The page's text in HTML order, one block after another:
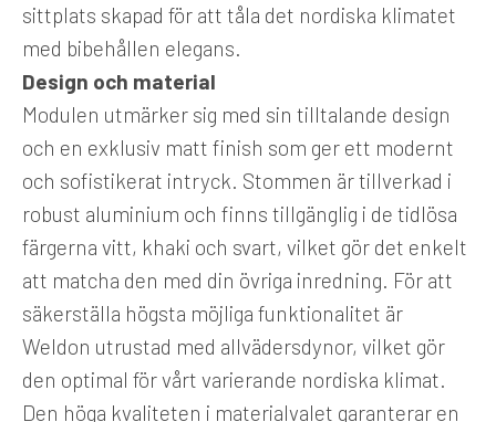
sittplats skapad för att tåla det nordiska klimatet
med bibehållen elegans.
Design och material
Modulen utmärker sig med sin tilltalande design
och en exklusiv matt finish som ger ett modernt
och sofistikerat intryck. Stommen är tillverkad i
robust aluminium och finns tillgänglig i de tidlösa
färgerna vitt, khaki och svart, vilket gör det enkelt
att matcha den med din övriga inredning. För att
säkerställa högsta möjliga funktionalitet är
Weldon utrustad med allvädersdynor, vilket gör
den optimal för vårt varierande nordiska klimat.
Den höga kvaliteten i materialvalet garanterar en